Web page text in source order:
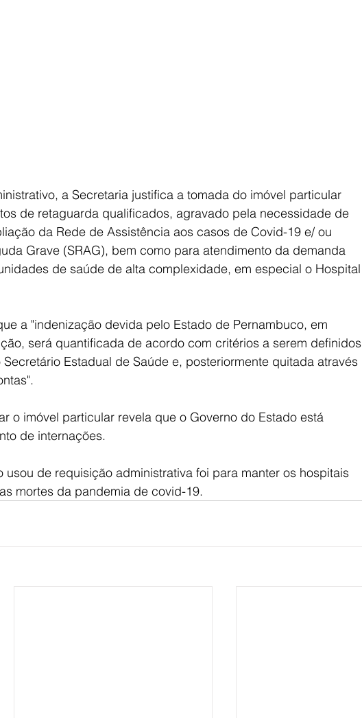
a Secretaria justifica a tomada do imóvel particular
de retaguarda qualificados, agravado pela necessidade de
da Rede de Assistência aos casos de Covid-19 e/ ou
Grave (SRAG), bem como para atendimento da demanda
de saúde de alta complexidade, em especial o Hospital
a "indenização devida pelo Estado de Pernambuco, em
será quantificada de acordo com critérios a serem definidos
Estadual de Saúde e, posteriormente quitada através
o imóvel particular revela que o Governo do Estado está
de internações.
usou de requisição administrativa foi para manter os hospitais
mortes da pandemia de covid-19.